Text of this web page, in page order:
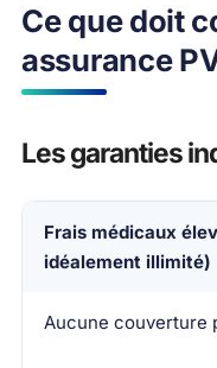
Ce que doit
assurance
Les garanties
Garantie
Frais médicaux
idéalement illimité)
Aucune couverture